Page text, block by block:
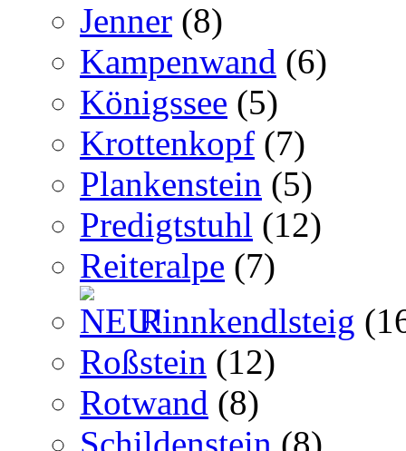
Jenner (8)
Kampenwand (6)
Königssee (5)
Krottenkopf (7)
Plankenstein (5)
Predigtstuhl (12)
Reiteralpe (7)
Rinnkendlsteig
Roßstein (12)
Rotwand (8)